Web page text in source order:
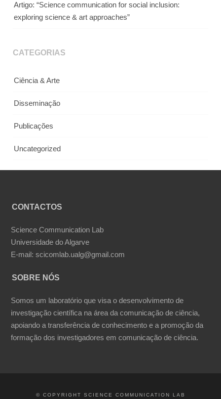
Artigo: “Science communication for social inclusion:
exploring science & art approaches”
CATEGORIAS
Ciência & Arte
Disseminação
Publicações
Uncategorized
CONTACTOS
Science Communication Lab
Universidade do Algarve
E-mail: scicomlab.ualg@gmail.com
SOBRE NÓS
Somos um laboratório que visa o desenvolvimento de
investigação científica na área da comunicação de ciência,
apoiando a transferência de conhecimento e a promoção da
formação dos investigadores em comunicação de ciência.
© COPYRIGHT SCIENCE COMMUNICATION LAB